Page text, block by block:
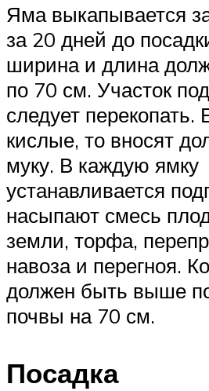
Яма выкапывается
за 20 дней до
ширина и длина
по 70 см. Участок
следует перекопать.
кислые, то вносят
муку. В каждую ямку
устанавливается
насыпают смесь
земли, торфа,
навоза и перегноя.
должен быть выше
почвы на 70 см.
Посадка